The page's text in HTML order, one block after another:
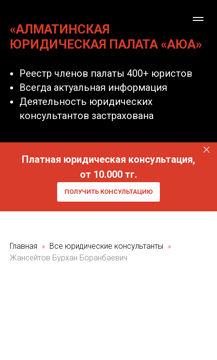
«АЛМАТИНСКАЯ
ЮРИДИЧЕСКАЯ ПАЛАТА «АЮА»
Реестр членов палаты 400+ юристов
Всегда актуальная информация
Деятельность юридических
консультантов застрахована
Платная юридическая консультация,
от 10.000 тг.
ПОЛУЧИТЬ КОНСУЛЬТАЦИЮ
Главная
Все юридические консультанты
Жансейтов Бурхан Боранбаевич